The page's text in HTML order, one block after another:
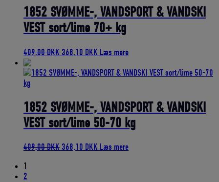
1852 SVØMME-, VANDSPORT & VANDSKI
VEST sort/lime 70+ kg
409,00DKK Den
pris
368,10 DKK Den
pris
Læs mere
1852 SVØMME-, VANDSPORT & VANDSKI
VEST sort/lime 50-70 kg
409,00DKK Den
368,10 DKK Den
Læs mere
1
2